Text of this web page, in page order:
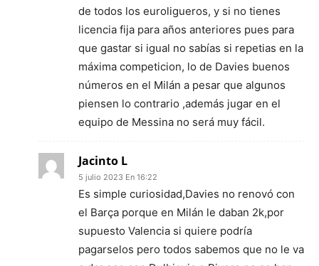
de todos los euroligueros, y si no tienes
licencia fija para años anteriores pues para
que gastar si igual no sabías si repetias en la
máxima competicion, lo de Davies buenos
números en el Milán a pesar que algunos
piensen lo contrario ,además jugar en el
equipo de Messina no será muy fácil.
Jacinto L
5 julio 2023 En 16:22
Es simple curiosidad,Davies no renovó con
el Barça porque en Milán le daban 2k,por
supuesto Valencia si quiere podría
pagarselos pero todos sabemos que no le va